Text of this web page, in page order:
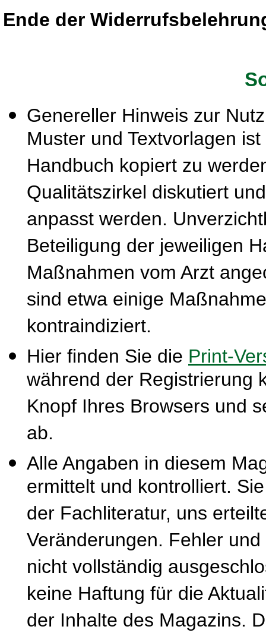
Ende der
Genereller Hinweis zur
Muster und Textvorlagen
Handbuch kopiert zu
Qualitätszirkel diskutiert
anpasst werden.
Beteiligung der jeweiligen
Maßnahmen vom Arzt
sind etwa einige
kontraindiziert.
Hier finden Sie die Print-
während der Registrierung
Knopf Ihres Browsers und
ab.
Alle Angaben in diesem
ermittelt und kontrolliert.
der Fachliteratur, uns
Veränderungen. Fehler
nicht vollständig
keine Haftung für die
der Inhalte des Magazins.